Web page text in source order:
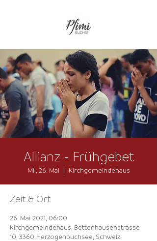
Allianz - Frühgebet
Mi., 26. Mai
  |
Kirchgemeindehaus
Zeit & Ort
26. Mai 2021, 06:00
Kirchgemeindehaus, Bettenhausenstrasse
10, 3360 Herzogenbuchsee, Schweiz